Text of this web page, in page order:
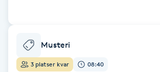
Herrklippning
Musteri
3 platser kvar 08:40